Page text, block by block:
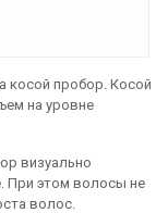
косой пробор. Косой
на уровне
визуально
При этом волосы не
волос.